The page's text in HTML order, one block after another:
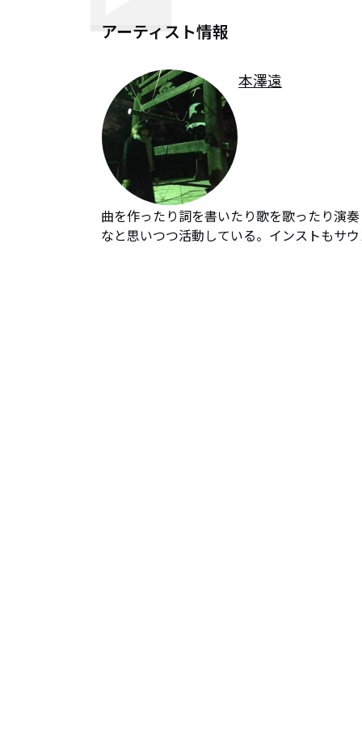
アーティスト情報
本澤遠
曲を作ったり詞を書いたり歌を歌ったり演
なと思いつつ活動している。インストもサ